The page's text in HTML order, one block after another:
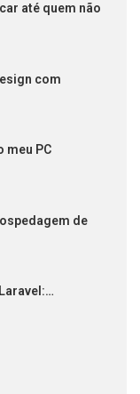
até quem não
com
meu PC
de